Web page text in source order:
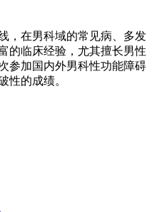
在男科域的常见病、多发
的临床经验，尤其擅长男性
参加国内外男科性功能障碍
性的成绩。